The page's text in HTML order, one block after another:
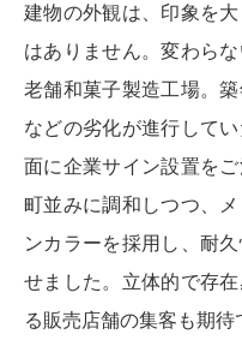
建物の外観は、印象を
はありません。変わら
老舗和菓子製造工場。
などの劣化が進行して
面に企業サイン設置を
町並みに調和しつつ、
ンカラーを採用し、耐
せました。立体的で存
る販売店舗の集客も期待